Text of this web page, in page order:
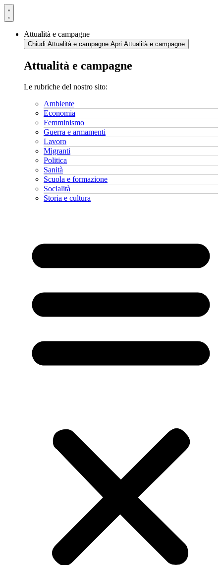
Vai
al
Attualità e campagne
Chiudi Attualità e campagne Apri Attualità e campagne
Attualità e campagne
Le rubriche del nostro sito:
Ambiente
Economia
Femminismo
Guerra e armamenti
Lavoro
Migranti
Politica
Sanità
Scuola e formazione
Socialità
Storia e cultura